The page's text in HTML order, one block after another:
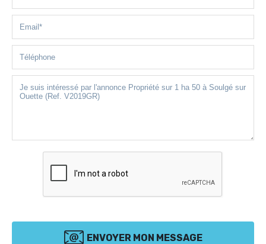
ENVOYER MON MESSAGE